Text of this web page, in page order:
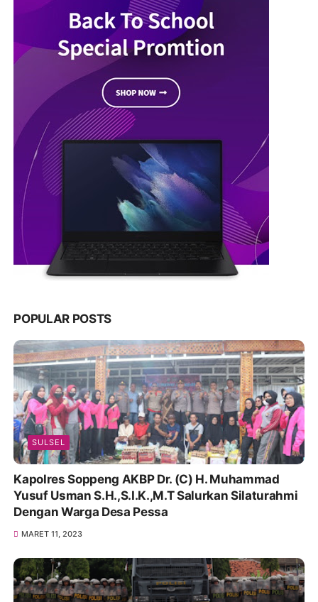
POPULAR POSTS
SULSEL
Kapolres Soppeng AKBP Dr. (C) H. Muhammad
Yusuf Usman S.H.,S.I.K.,M.T Salurkan Silaturahmi
Dengan Warga Desa Pessa
MARET 11, 2023